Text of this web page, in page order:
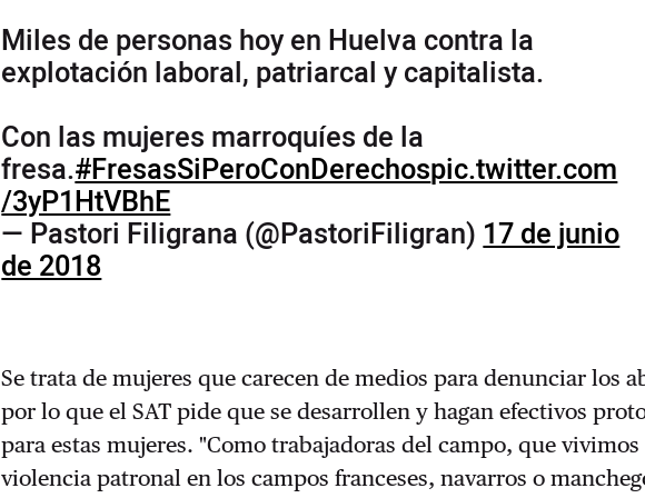
Miles de personas hoy en Huelva contra la
explotación laboral, patriarcal y capitalista.
Con las mujeres marroquíes de la
fresa.#FresasSiPeroConDerechospic.twitter.com
/3yP1HtVBhE
— Pastori Filigrana (@PastoriFiligran)17 de junio
de 2018
Se trata de mujeres que carecen de medios para denunciar los
por lo que el SAT pide que se desarrollen y hagan efectivos
para estas mujeres."Como trabajadoras del campo, que vivimos
violencia patronal en los campos franceses, navarros o